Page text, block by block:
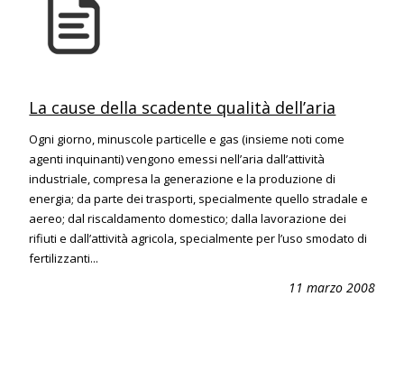
La cause della scadente qualità dell’aria
Ogni giorno, minuscole particelle e gas (insieme noti come
agenti inquinanti) vengono emessi nell’aria dall’attività
industriale, compresa la generazione e la produzione di
energia; da parte dei trasporti, specialmente quello stradale e
aereo; dal riscaldamento domestico; dalla lavorazione dei
rifiuti e dall’attività agricola, specialmente per l’uso smodato di
fertilizzanti...
11 marzo 2008